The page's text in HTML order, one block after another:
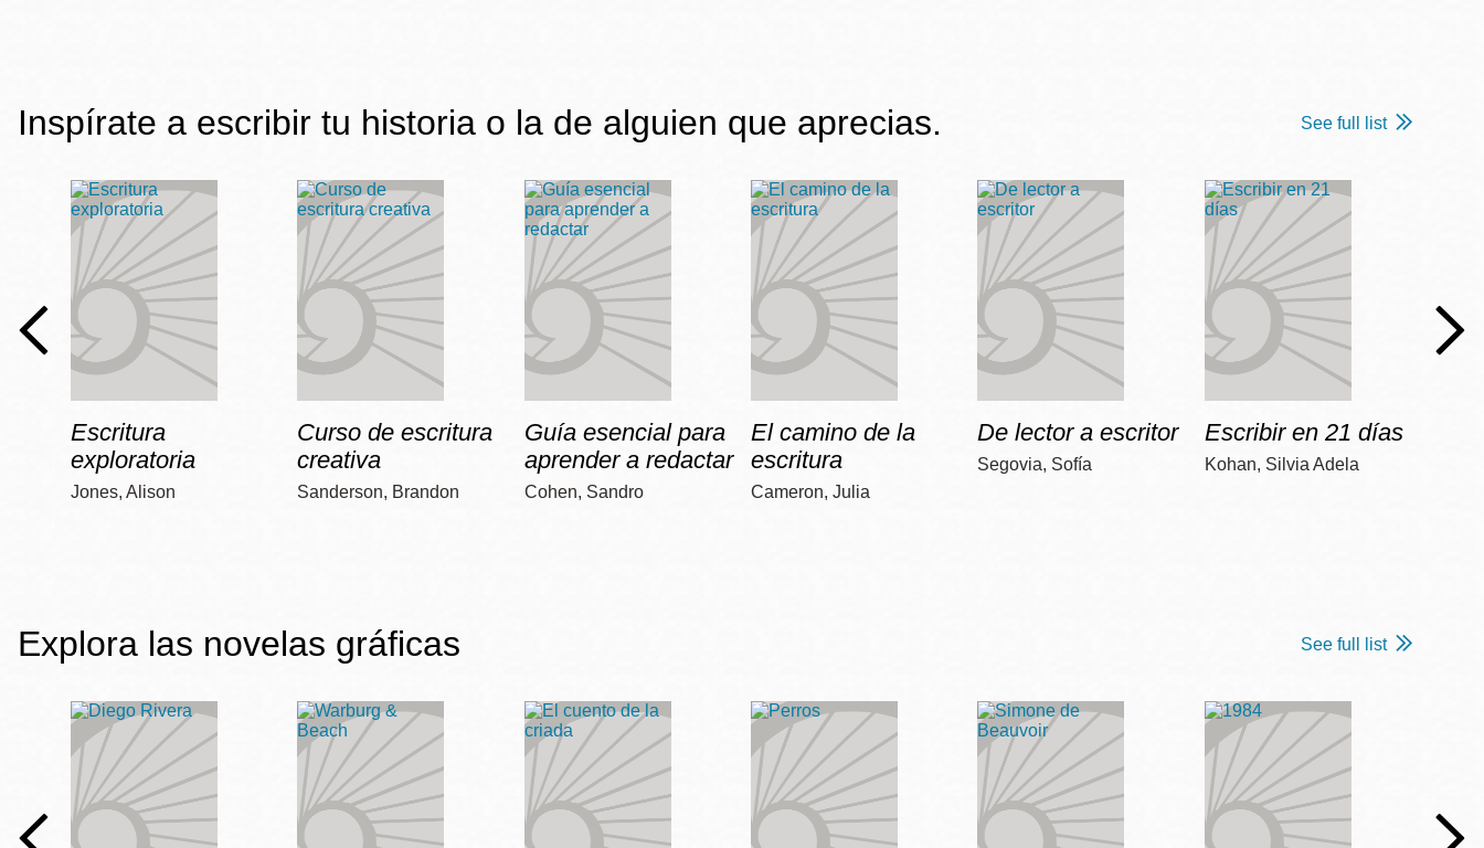
Inspírate a escribir tu historia o la de alguien que aprecias. See full list
Escritura
exploratoria
Jones, Alison
Curso de escritura
creativa
Sanderson, Brandon
Guía esencial para
aprender a redactar
Cohen, Sandro
El camino de la
escritura
Cameron, Julia
De lector a escritor
Segovia, Sofía
Escribir en 21 días
Kohan, Silvia Adela
Explora las novelas gráficas See full list